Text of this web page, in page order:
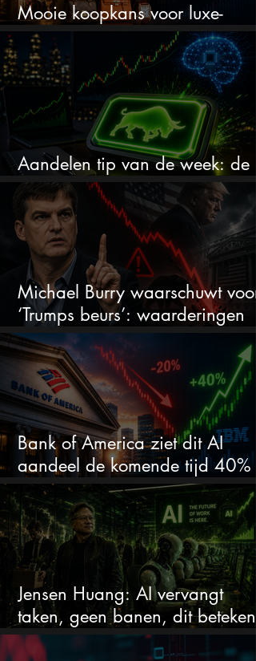
Mooie koopkans voor luxe-
aandelen door recente correctie?
Aandelen tip van de week: de
markt onderschat dit AI-bedrijf
Michael Burry waarschuwt voor
‘Trumps beurs’: waarderingen
doen er niet meer toe
Bank of America ziet dit AI
aandeel de komende tijd 40%
stijgen na 20% daling
Jensen Huang: AI vervangt
taken, geen banen, dit betekent
het voor AI-aandelen